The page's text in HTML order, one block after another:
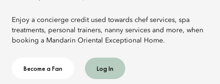
Enjoy a concierge credit used towards chef services, spa
treatments, personal trainers, nanny services and more, when
booking a Mandarin Oriental Exceptional Home.
Become a Fan Log In